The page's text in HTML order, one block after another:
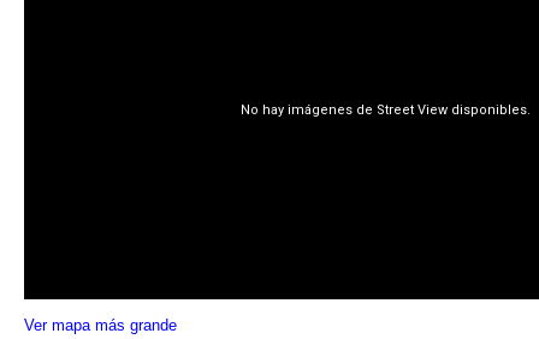
Ver mapa más grande